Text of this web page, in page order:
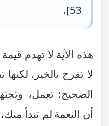
53].
هذه الآية لا تهدم
لا تفرح بالخير.
الصحيح: تعمل،
أن النعمة لم تبدأ